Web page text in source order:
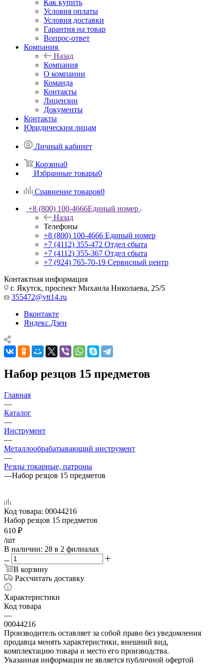
Как купить
Условия оплаты
Условия доставки
Гарантия на товар
Вопрос-ответ
Компания
Назад
Компания
О компании
Команда
Контакты
Лицензии
Документы
Контакты
Юридическим лицам
Личный кабинет
Корзина0
Избранные товары0
Сравнение товаров0
+8 (800) 100-4666Единый номер
Назад
Телефоны
+8 (800) 100-4666 Единый номер
+7 (4112) 355-472 Отдел сбыта
+7 (4112) 355-367 Отдел сбыта
+7 (924) 765-70-19 Сервисный центр
Контактная информация
г. Якутск, проспект Михаила Николаева, 25/5
355472@vtt14.ru
Вконтакте
Яндекс.Дзен
Набор резцов 15 предметов
Главная
—
Каталог
—
Инструмент
—
Металлообрабатывающий инструмент
—
Резцы токарные, патроны
—Набор резцов 15 предметов
Код товара: 00044216
Набор резцов 15 предметов
610 ₽
/шт
В наличии: 28 в 2 филиалах
В корзину
Рассчитать доставку
Характеристики
Код товара
—
00044216
Производитель оставляет за собой право без уведомления
продавца менять характеристики, внешний вид,
комплектацию товара и место его производства.
Указанная информация не является публичной офертой